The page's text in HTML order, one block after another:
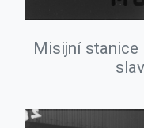
Misijní stanice